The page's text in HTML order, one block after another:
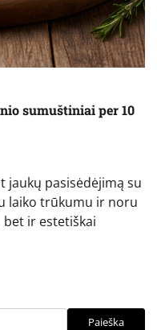
sumuštiniai per 10
jaukų pasisėdėjimą su
laiko trūkumu ir noru
ir estetiškai
Paieška